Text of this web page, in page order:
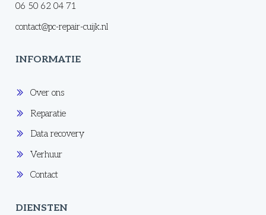
06 50 62 04 71
contact@pc-repair-cuijk.nl
INFORMATIE
Over ons
Reparatie
Data recovery
Verhuur
Contact
DIENSTEN